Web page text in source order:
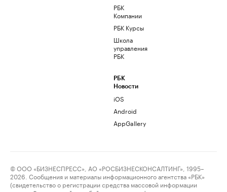
РБК
Компании
РБК Курсы
Школа
управления
РБК
РБК
Новости
iOS
Android
AppGallery
© ООО «БИЗНЕСПРЕСС», АО «РОСБИЗНЕСКОНСАЛТИНГ», 1995–
2026. Сообщения и материалы информационного агентства «РБК»
(свидетельство о регистрации средства массовой информации